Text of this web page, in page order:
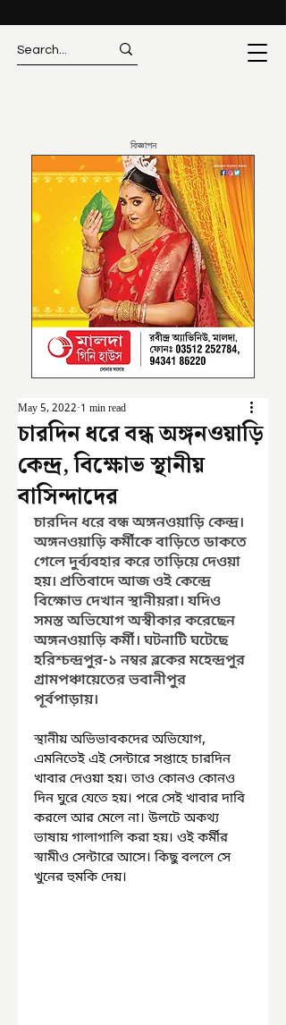
বিজ্ঞাপন
চারদিন ধরে বন্ধ অঙ্গনওয়াড়ি
কেন্দ্র, বিক্ষোভ স্থানীয়
বাসিন্দাদের
May 5, 2022 1 min read
চারদিন ধরে বন্ধ অঙ্গনওয়াড়ি কেন্দ্র।
অঙ্গনওয়াড়ি কর্মীকে বাড়িতে ডাকতে
গেলে দুর্ব্যবহার করে তাড়িয়ে দেওয়া
হয়। প্রতিবাদে আজ ওই কেন্দ্রে
বিক্ষোভ দেখান স্থানীয়রা। যদিও
সমস্ত অভিযোগ অস্বীকার করেছেন
অঙ্গনওয়াড়ি কর্মী। ঘটনাটি ঘটেছে
হরিশ্চন্দ্রপুর-১ নম্বর ব্লকের মহেন্দ্রপুর
গ্রামপঞ্চায়েতের ভবানীপুর
পূর্বপাড়ায়।
স্থানীয় অভিভাবকদের অভিযোগ,
এমনিতেই এই সেন্টারে সপ্তাহে চারদিন
খাবার দেওয়া হয়। তাও কোনও কোনও
দিন ঘুরে যেতে হয়। পরে সেই খাবার দাবি
করলে আর মেলে না। উলটে অকথ্য
ভাষায় গালাগালি করা হয়। ওই কর্মীর
স্বামীও সেন্টারে আসে। কিছু বললে সে
খুনের হুমকি দেয়।